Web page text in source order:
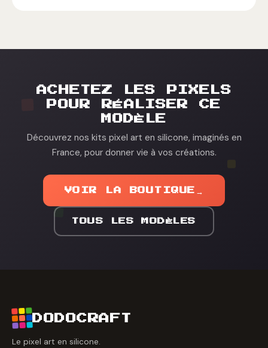
ACHETEZ LES PIXELS
POUR RÉALISER CE
MODÈLE
Découvrez nos kits pixel art en silicone, imaginés en
France, pour donner vie à vos créations.
VOIR LA BOUTIQUE →
TOUS LES MODÈLES
DODOCRAFT
Le pixel art en silicone.